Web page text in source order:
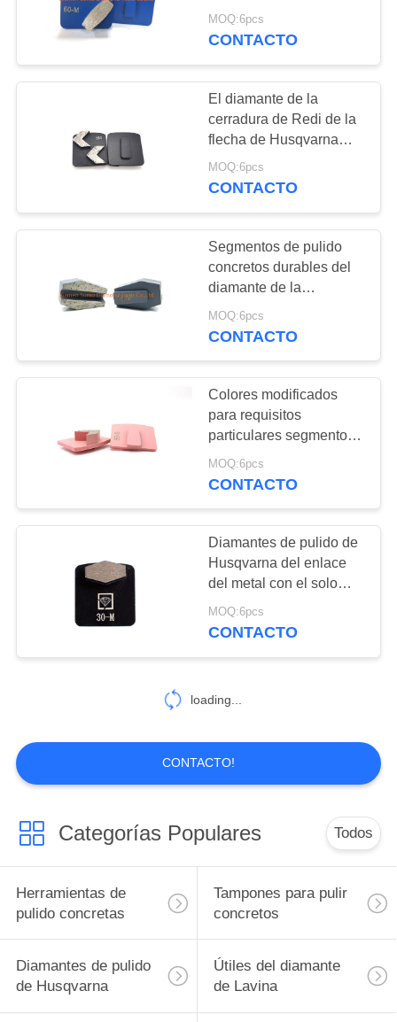
PRIVACIDAD
Scanmaskin con
segmentos ovales de la
MOQ:6pcs
CONTACTO
El diamante de la
cerradura de Redi de la
flecha de Husqvarna
divide vida larga
agresiva de los útiles en
MOQ:6pcs
CONTACTO
Segmentos de pulido
concretos durables del
diamante de la
cerradura de Redi de los
segmentos para la
MOQ:6pcs
CONTACTO
Colores modificados
para requisitos
particulares segmentos
de pulido concretos de
la flecha de las
MOQ:6pcs
CONTACTO
Diamantes de pulido de
Husqvarna del enlace
del metal con el solo
segmento del hexágono
MOQ:6pcs
CONTACTO
loading...
CONTACTO!
Categorías Populares Todos
Herramientas de
pulido concretas
Tampones para pulir
concretos
Diamantes de pulido
de Husqvarna
Útiles del diamante
de Lavina